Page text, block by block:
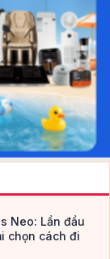
Neo: Lần đầu
chọn cách đi